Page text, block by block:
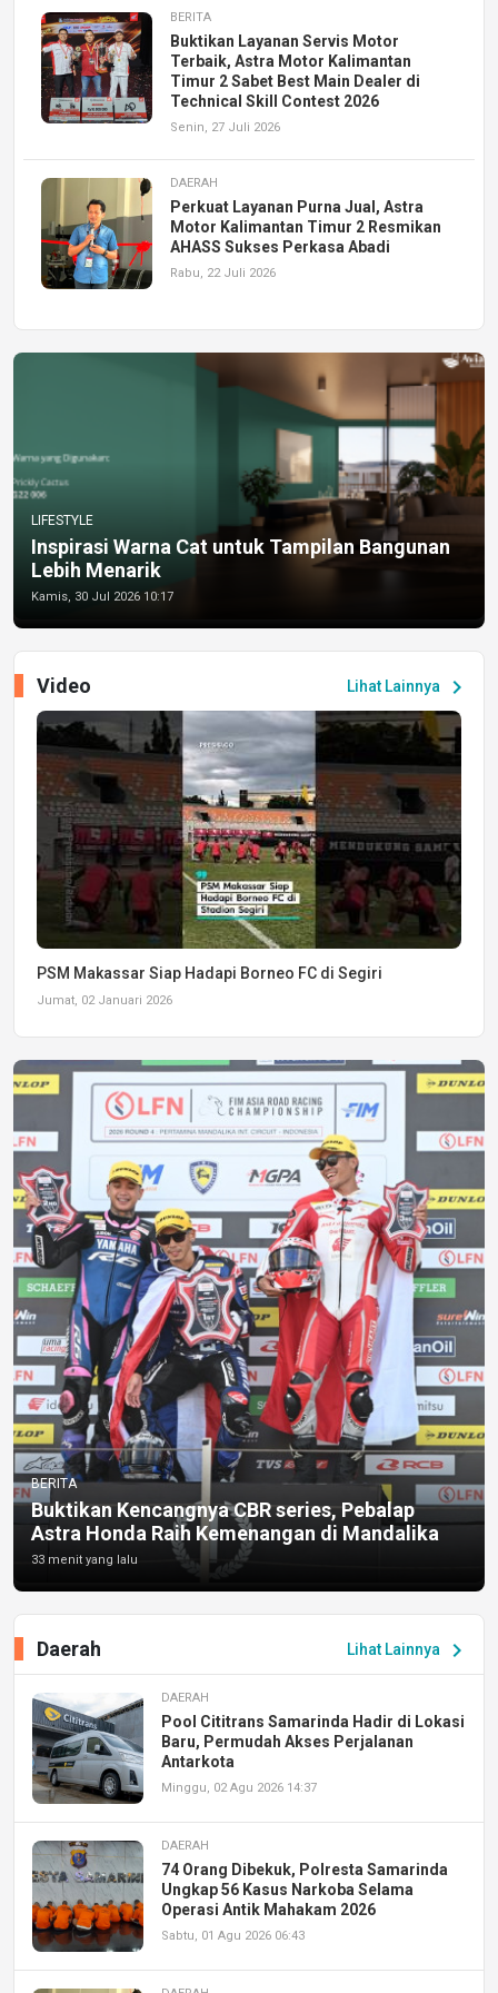
BERITA
Buktikan Layanan Servis Motor
Terbaik, Astra Motor Kalimantan
Timur 2 Sabet Best Main Dealer di
Technical Skill Contest 2026
Senin, 27 Juli 2026
DAERAH
Perkuat Layanan Purna Jual, Astra
Motor Kalimantan Timur 2 Resmikan
AHASS Sukses Perkasa Abadi
Rabu, 22 Juli 2026
LIFESTYLE
Inspirasi Warna Cat untuk Tampilan Bangunan
Lebih Menarik
Kamis, 30 Jul 2026 10:17
Lihat Lainnya chevron_right
Video
PSM Makassar Siap Hadapi Borneo FC di Segiri
Jumat, 02 Januari 2026
BERITA
Buktikan Kencangnya CBR series, Pebalap
Astra Honda Raih Kemenangan di Mandalika
33 menit yang lalu
Lihat Lainnya chevron_right
Daerah
DAERAH
Pool Cititrans Samarinda Hadir di Lokasi
Baru, Permudah Akses Perjalanan
Antarkota
Minggu, 02 Agu 2026 14:37
DAERAH
74 Orang Dibekuk, Polresta Samarinda
Ungkap 56 Kasus Narkoba Selama
Operasi Antik Mahakam 2026
Sabtu, 01 Agu 2026 06:43